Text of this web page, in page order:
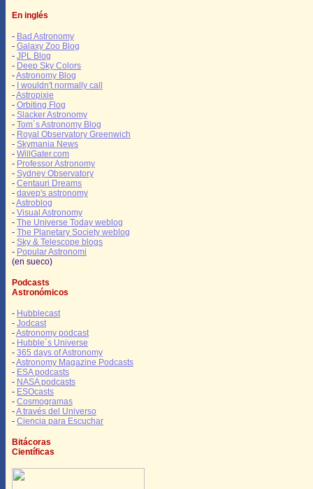
En inglés
- Bad Astronomy
- Galaxy Zoo Blog
- JPL Blog
- Deep Sky Colors
-Astronomy Blog
- I wouldn't normally call
-Astropixie
- Orbiting Flog
- Slacker Astronomy
- Tom´s Astronomy Blog
- Royal Observatory Greenwich
- Skymania News
- WillGater.com
- Professor Astronomy
- Sydney Observatory
- Centauri Dreams
- davep's astronomy
-Astroblog
- Visual Astronomy
- The Universe Today weblog
- The Planetary Society weblog
- Sky & Telescope blogs
- Popular Astronomi
(en sueco)
Podcasts
Astronómicos
- Hubblecast
- Jodcast
-Astronomy podcast
- Hubble´s Universe
- 365 days of Astronomy
-Astronomy Magazine Podcasts
- ESA podcasts
- NASA podcasts
- ESOcasts
- Cosmogramas
-A través del Universo
- Ciencia para Escuchar
Bitácoras
Científicas